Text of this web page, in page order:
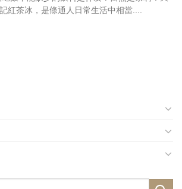
紅茶冰，是條通人日常生活中相當....